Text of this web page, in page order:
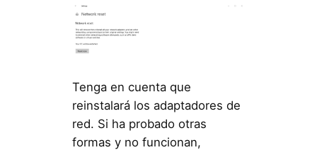
Tenga en cuenta que
reinstalará los adaptadores de
red. Si ha probado otras
formas y no funcionan,